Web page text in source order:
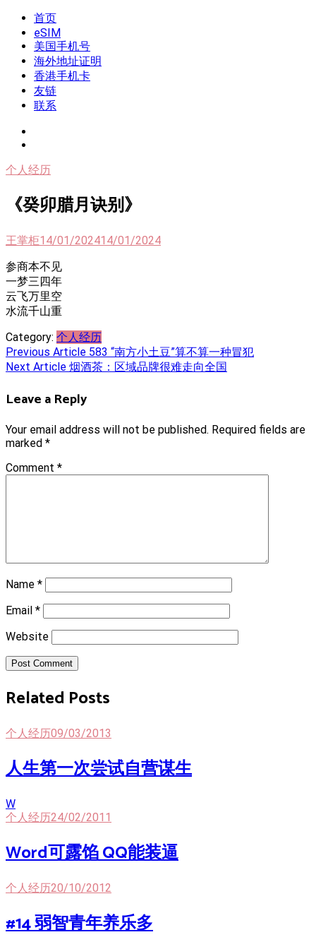
Skip
content
我是王掌柜
新闻酸菜馆|极客电台|自媒体联盟
首页
eSIM
美国手机号
海外地址证明
香港手机卡
友链
联系
个人经历
《癸卯腊月诀别》
王掌柜14/01/202414/01/2024
参商本不见
一梦三四年
云飞万里空
水流千山重
Category: 个人经历
Post
Previous Article 583 “南方小土豆”算不算一种冒犯
Next Article 烟酒茶：区域品牌很难走向全国
Leave a Reply
Your email address will not be published. Required fields are
marked *
Comment *
Name *
Email *
Website
Post Comment
Related Posts
个人经历09/03/2013
人生第一次尝试自营谋生
W
个人经历24/02/2011
Word可露馅 QQ能装逼
个人经历20/10/2012
#14 弱智青年养乐多